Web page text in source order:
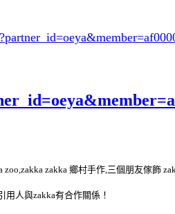
zakka 鄉村手作,三個朋友傢飾
人與zakka有合作關係！